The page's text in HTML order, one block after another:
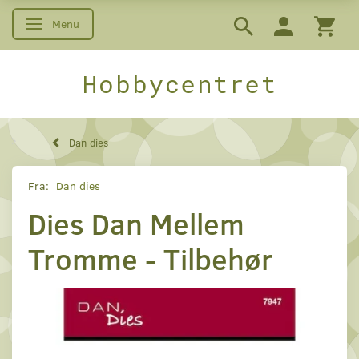
Skifte navigation
Menu
Hobbycentret
Dan dies
Fra: Dan dies
Dies Dan Mellem
Tromme - Tilbehør